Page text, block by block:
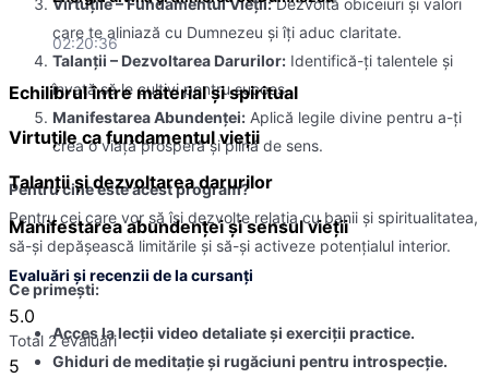
care te aliniază cu Dumnezeu și îți aduc claritate.
Talanții – Dezvoltarea Darurilor: Identifică-ți talentele și
învață să le cultivi pentru succes.
Manifestarea Abundenței: Aplică legile divine pentru a-ți
crea o viață prosperă și plină de sens.
Pentru cine este acest program?
Pentru cei care vor să își dezvolte relația cu banii și spiritualitatea,
să-și depășească limitările și să-și activeze potențialul interior.
Ce primești:
Acces la lecții video detaliate și exerciții practice.
Ghiduri de meditație și rugăciuni pentru introspecție.
02:20:36
Echilibrul între material și spiritual
Virtuțile ca fundamentul vieții
Talanţii şi dezvoltarea darurilor
Manifestarea abundenţei şi sensul vieţii
Evaluări și recenzii de la cursanți
5.0
Total 2 evaluări
5